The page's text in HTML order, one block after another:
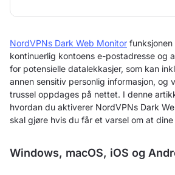
NordVPNs Dark Web Monitor
kontinuerlig kontoens e-postadresse og
for potensielle datalekkasjer, som kan
annen sensitiv personlig informasjon, og
trussel oppdages på nettet. I denne
hvordan du aktiverer NordVPNs Dark
skal gjøre hvis du får et varsel om at
Windows, macOS, iOS og